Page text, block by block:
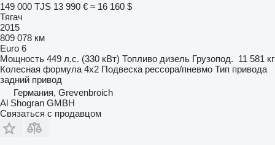
149 000 TJS 13 990 € ≈ 16 160 $
Тягач
2015
809 078 км
Euro 6
Мощность 449 л.с. (330 кВт) Топливо дизель Грузопод. 11 581 кг
Колесная формула 4x2 Подвеска рессора/пневмо Тип привода
задний привод
Германия, Grevenbroich
Al Shogran GMBH
Связаться с продавцом